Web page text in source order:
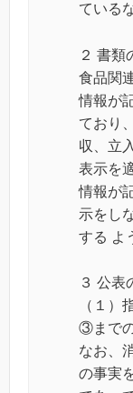
ている
２ 書類
食品関
情報が
ており
収、立
表示を
情報が
示をし
する よ
３ 公表
（１）
③まで
なお、
の事実